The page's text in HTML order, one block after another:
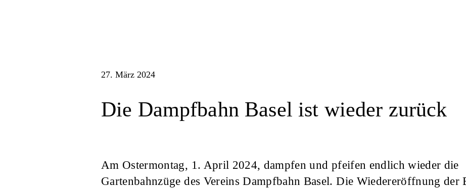
27. März 2024
Die Dampfbahn Basel ist wieder zurück
Am Ostermontag, 1. April 2024, dampfen und pfeifen endlich wieder die
Gartenbahnzüge des Vereins Dampfbahn Basel. Die Wiedereröffnung der